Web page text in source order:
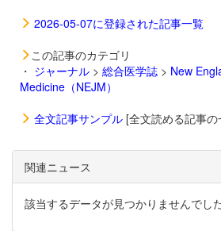
2026-05-07に登録された記事一覧
この記事のカテゴリ
・ ジャーナル > 総合医学誌 > New
Medicine（NEJM）
全文記事サンプル [全文読める記事
関連ニュース
該当するデータが見つかりませんでした